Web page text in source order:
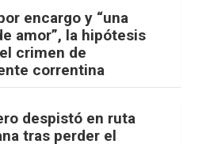
encargo y “una
amor”, la hipótesis
crimen de
correntina
despistó en ruta
tras perder el